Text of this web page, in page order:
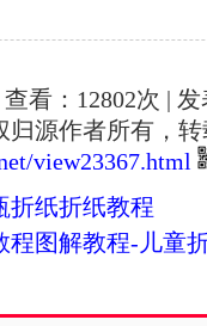
查看： 12802次 |
源作者所有，
view23367.html
折纸折纸教程
程图解教程-儿童